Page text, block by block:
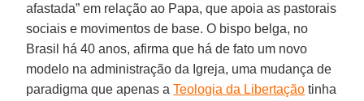
afastada” em relação ao Papa, que apoia as pastorais
sociais e movimentos de base. O bispo belga, no
Brasil há 40 anos, afirma que há de fato um novo
modelo na administração da Igreja, uma mudança de
paradigma que apenas aTeologia da Libertação tinha